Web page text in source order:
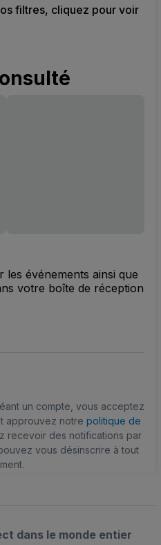
filtres, cliquez pour voir
les événements ainsi que
votre boîte de réception
un compte, vous acceptez
approuvez notre politique de
recevoir des notifications par
vous désinscrire à tout
dans le monde entier